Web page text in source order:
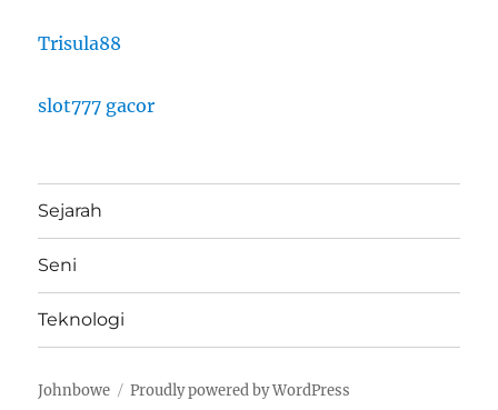
Trisula88
slot777 gacor
Sejarah
Seni
Teknologi
Johnbowe Proudly powered by WordPress